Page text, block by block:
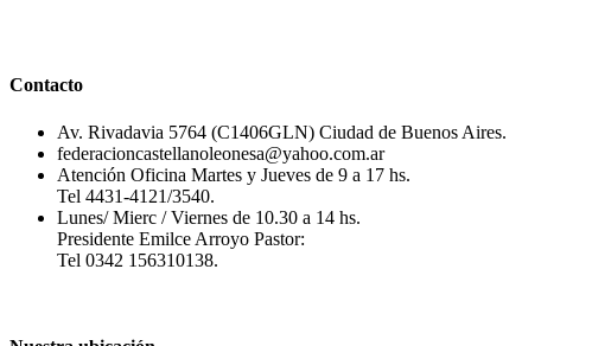
Contacto
Av. Rivadavia 5764 (C1406GLN) Ciudad de Buenos Aires.
federacioncastellanoleonesa@yahoo.com.ar
Atención Oficina Martes y Jueves de 9 a 17 hs.
Tel 4431-4121/3540.
Lunes/ Mierc / Viernes de 10.30 a 14 hs.
Presidente Emilce Arroyo Pastor:
Tel 0342 156310138.